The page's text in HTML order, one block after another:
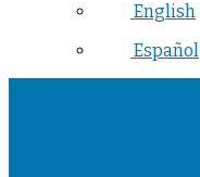
English
Español